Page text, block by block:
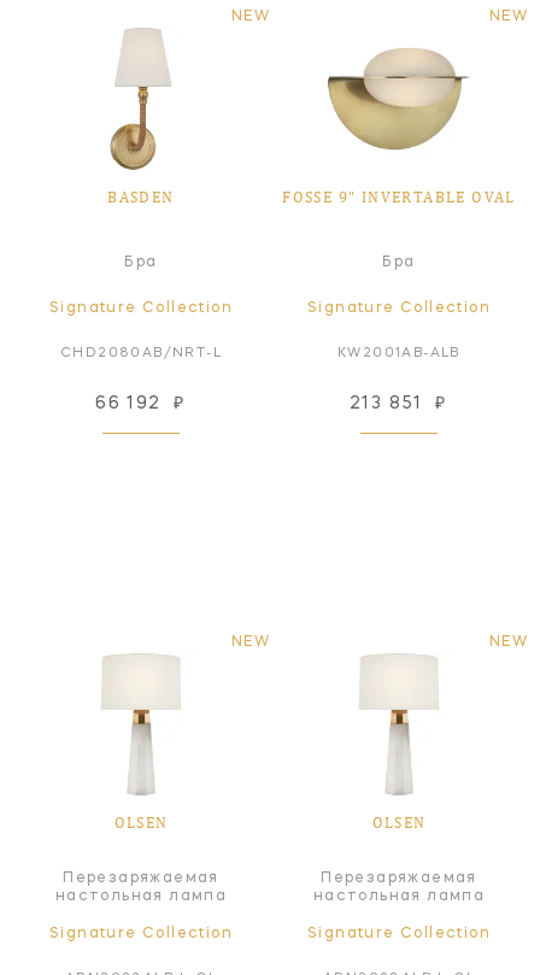
NEW
BASDEN
Бра
Signature Collection
CHD2080AB/NRT-L
66 192 ₽
NEW
FOSSE 9" INVERTABLE OVAL
Бра
Signature Collection
KW2001AB-ALB
213 851 ₽
NEW
OLSEN
Перезаряжаемая
настольная лампа
Signature Collection
NEW
OLSEN
Перезаряжаемая
настольная лампа
Signature Collection